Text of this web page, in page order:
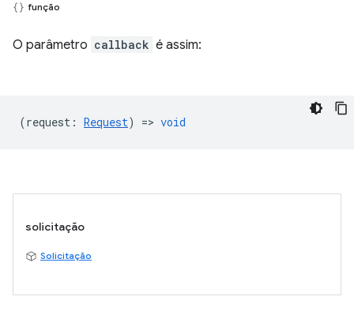
função
O parâmetro callback é assim:
(request : Request) => void
solicitação
Solicitação